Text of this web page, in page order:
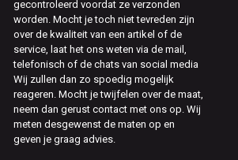
gecontroleerd voordat ze verzonden
worden. Mocht je toch niet tevreden zijn
over de kwaliteit van een artikel of de
service, laat het ons weten via de mail,
telefonisch of de chats van social media
Wij zullen dan zo spoedig mogelijk
reageren. Mocht je twijfelen over de maat,
neem dan gerust contact met ons op. Wij
meten desgewenst de maten op en
geven je graag advies.